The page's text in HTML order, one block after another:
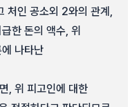
처인 공소외 2와의 관계,
한 돈의 액수, 위
나타난
, 위 피고인에 대한